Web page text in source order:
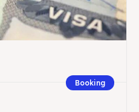
Booking